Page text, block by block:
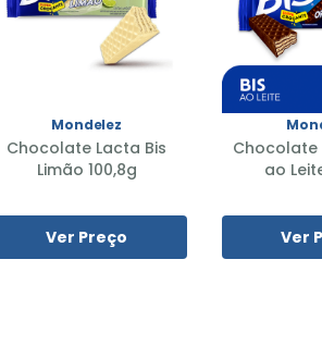
Mondelez
Chocolate Lacta Bis
Limão 100,8g
Ver Preço
Chocolate
ao
Ver